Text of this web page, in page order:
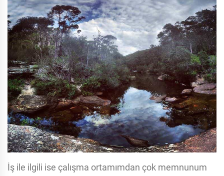
İş ile ilgili ise çalışma ortamımdan çok memnunum